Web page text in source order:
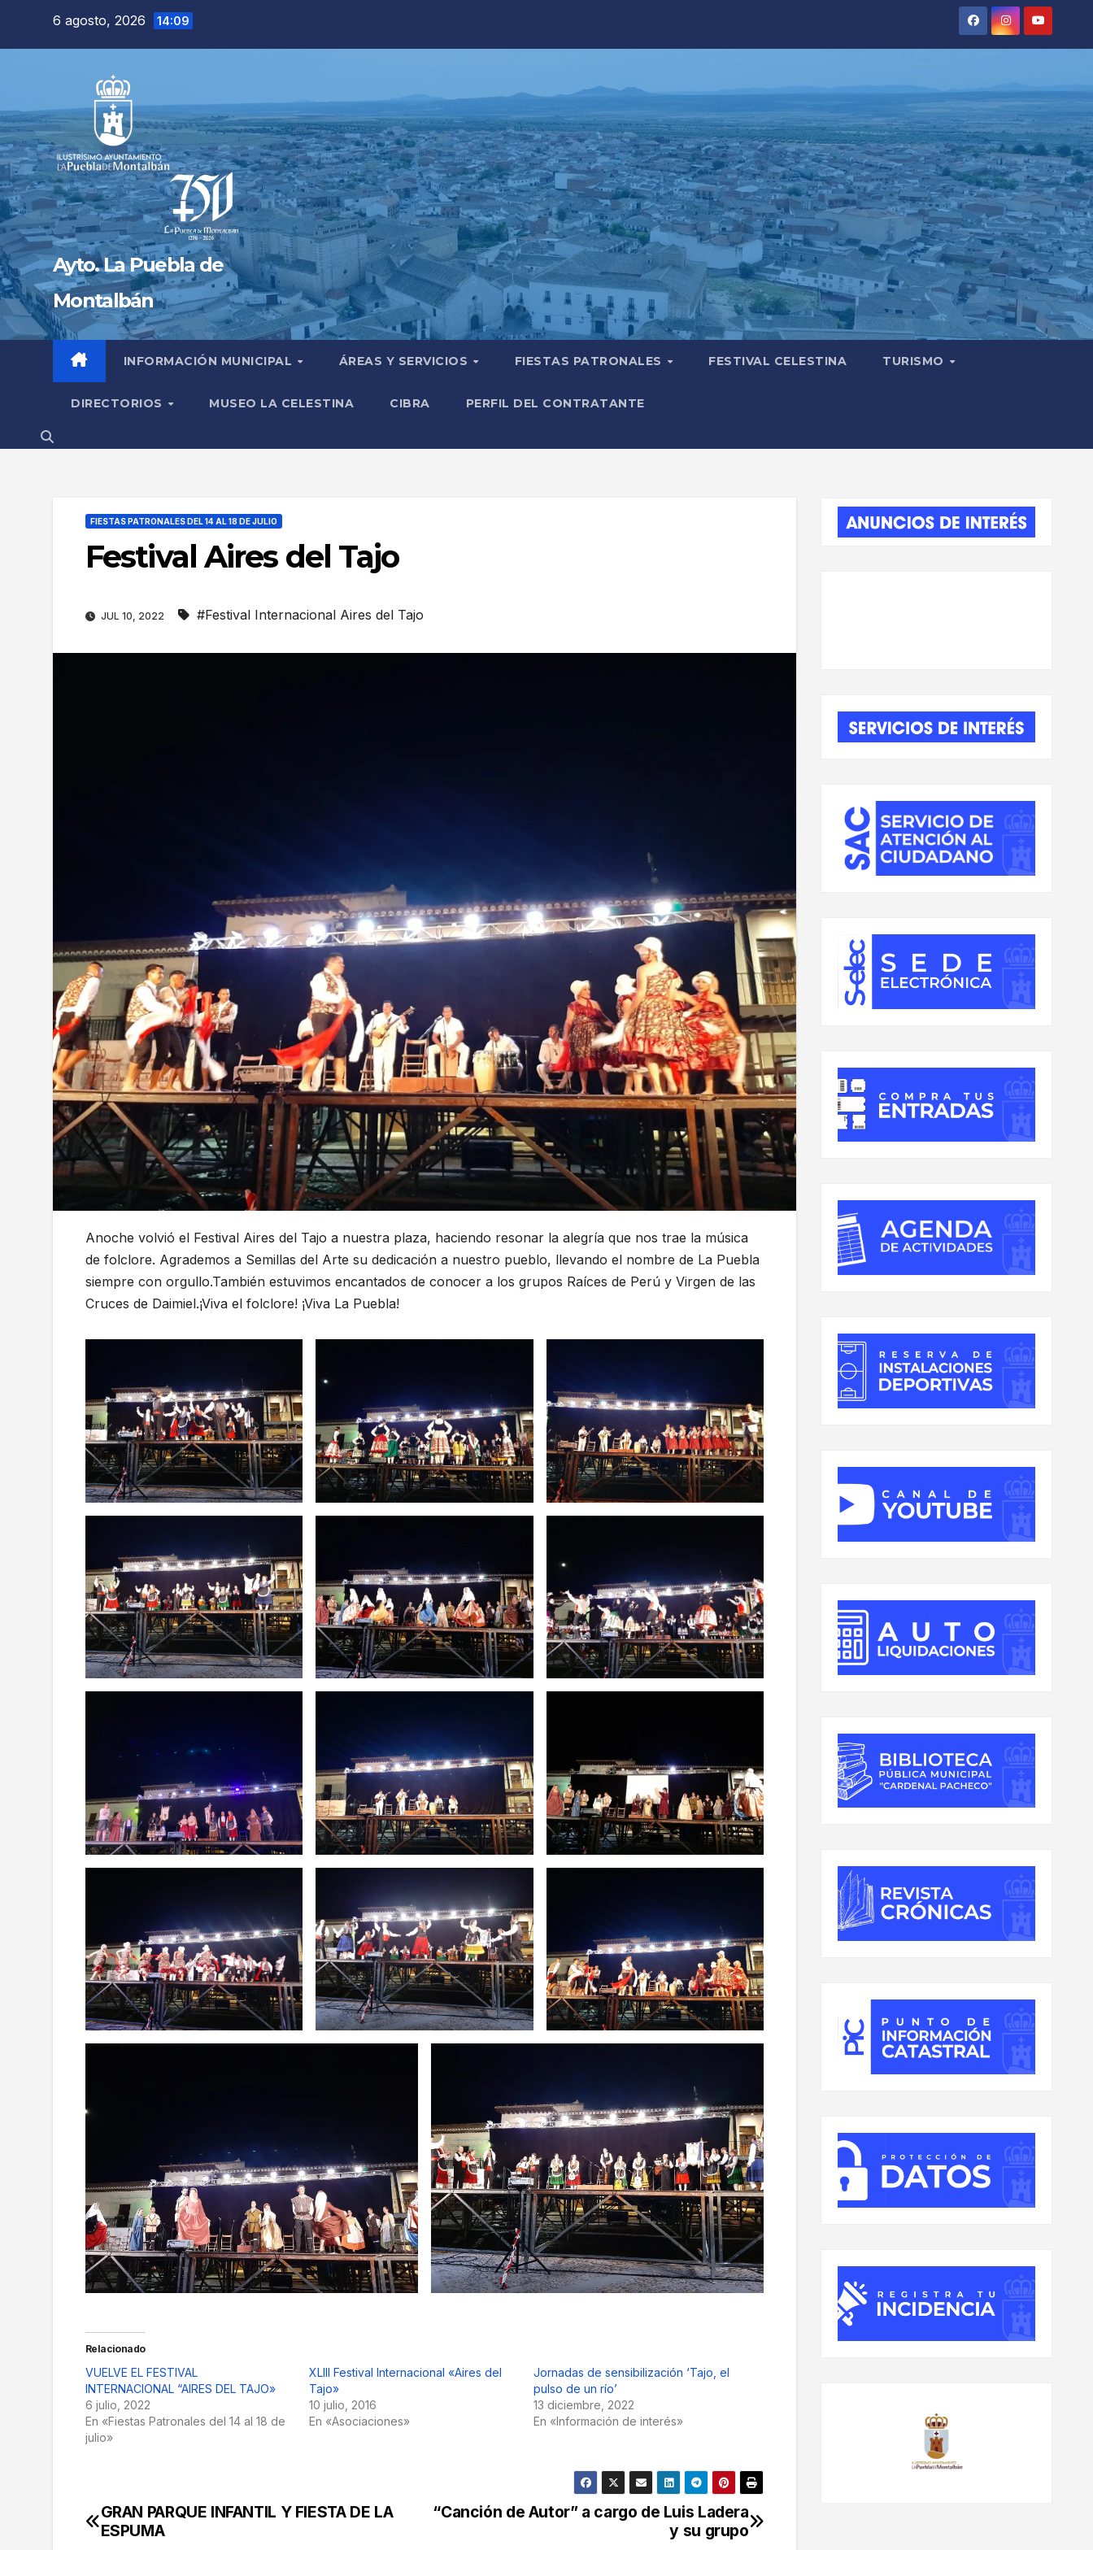
6 agosto, 2026 14:09
Ayto. La Puebla de
Montalbán
INFORMACIÓN MUNICIPAL ÁREAS Y SERVICIOS FIESTAS PATRONALES FESTIVAL CELESTINA TURISMO
DIRECTORIOS MUSEO LA CELESTINA CIBRA PERFIL DEL CONTRATANTE
FIESTAS PATRONALES DEL 14 AL 18 DE JULIO
Festival Aires del Tajo
JUL 10, 2022 #Festival Internacional Aires del Tajo
Anoche volvió el Festival Aires del Tajo a nuestra plaza, haciendo resonar la alegría que nos trae la música
de folclore. Agrademos a Semillas del Arte su dedicación a nuestro pueblo, llevando el nombre de La Puebla
siempre con orgullo.También estuvimos encantados de conocer a los grupos Raíces de Perú y Virgen de las
Cruces de Daimiel.¡Viva el folclore! ¡Viva La Puebla!
Relacionado
VUELVE EL FESTIVAL
INTERNACIONAL “AIRES DEL TAJO»
6 julio, 2022
En «Fiestas Patronales del 14 al 18 de
julio»
XLIII Festival Internacional «Aires del
Tajo»
10 julio, 2016
En «Asociaciones»
Jornadas de sensibilización ‘Tajo, el
pulso de un río’
13 diciembre, 2022
En «Información de interés»
Navegación
“Canción de Autor” a cargo de Luis Ladera
y su grupo
GRAN PARQUE INFANTIL Y FIESTA DE LA
ESPUMA